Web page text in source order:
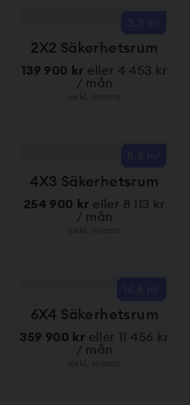
2X2 Säkerhetsrum
139 900 kr eller 4 453 kr
/ mån
4X3 Säkerhetsrum
254 900 kr eller 8 113 kr
/ mån
6X4 Säkerhetsrum
359 900 kr eller 11 456 kr
/ mån